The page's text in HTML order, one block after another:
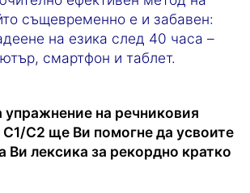
същевременно е и забавен:
на езика след 40 часа –
смартфон и таблет.
упражнение на речниковия
C1/C2 ще Ви помогне да усвоите
Ви лексика за рекордно кратко